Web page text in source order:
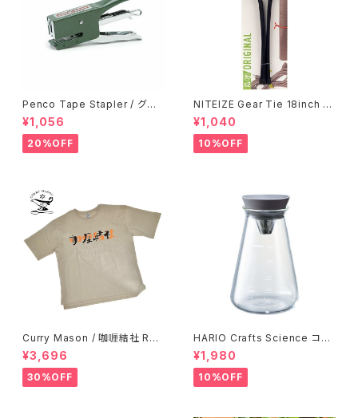
Penco Tape Stapler / グリ
ーン
¥1,056
20%OFF
NITEIZE Gear Tie 18inch /
ブラック
¥1,040
10%OFF
Curry Mason / 咖喱結社 RET
RO T-Shirt
¥3,696
30%OFF
HARIO Crafts Science コニ
カルティーピッチャー 500ml
¥1,980
10%OFF